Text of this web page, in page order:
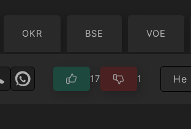
OKR BSE VOE
17 1 Не